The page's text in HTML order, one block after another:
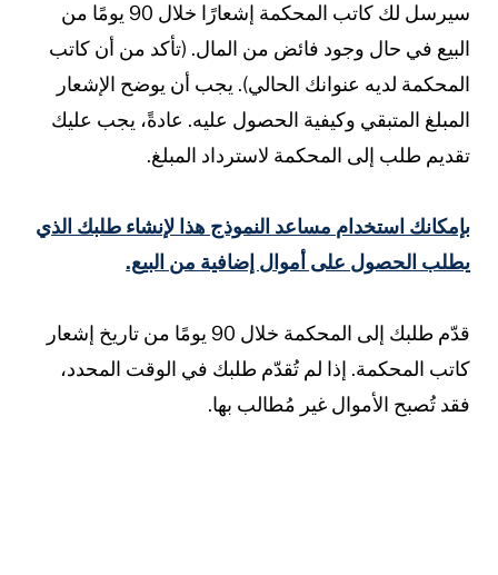
سيرسل لك كاتب المحكمة إشعارًا خلال 90 يومًا من
البيع في حال وجود فائض من المال. (تأكد من أن كاتب
المحكمة لديه عنوانك الحالي). يجب أن يوضح الإشعار
المبلغ المتبقي وكيفية الحصول عليه. عادةً، يجب عليك
تقديم طلب إلى المحكمة لاسترداد المبلغ.
بإمكانك استخدام مساعد النموذج هذا لإنشاء طلبك الذي
يطلب الحصول على أموال إضافية من البيع.
قدّم طلبك إلى المحكمة خلال 90 يومًا من تاريخ إشعار
كاتب المحكمة. إذا لم تُقدّم طلبك في الوقت المحدد،
فقد تُصبح الأموال غير مُطالب بها.